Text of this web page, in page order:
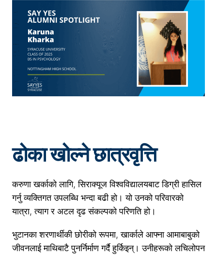
ढोका खोल्ने छात्रवृत्ति
करुणा खर्काको लागि, सिराक्यूज विश्वविद्यालयबाट डिग्री हासिल
गर्नु व्यक्तिगत उपलब्धि भन्दा बढी हो। यो उनको परिवारको
यात्रा, त्याग र अटल दृढ संकल्पको परिणति हो।
भुटानका शरणार्थीकी छोरीको रूपमा, खार्काले आफ्ना आमाबाबुको
जीवनलाई माथिबाटै पुनर्निर्माण गर्दै हुर्किइन्। उनीहरूको लचिलोपन